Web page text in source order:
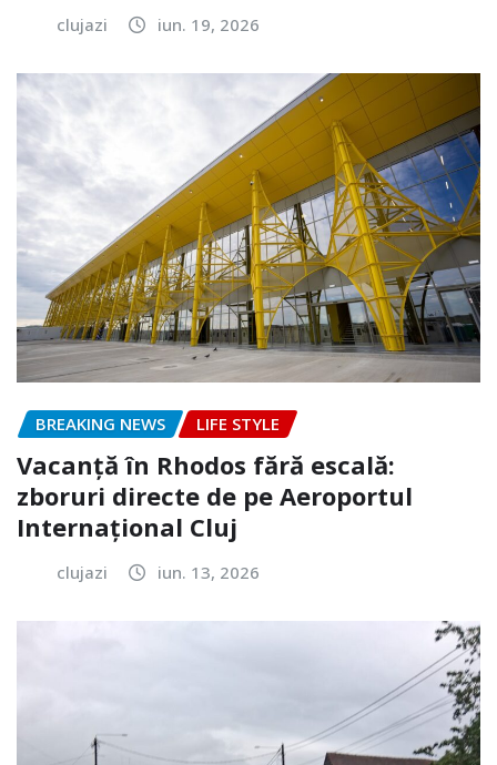
clujazi iun. 19, 2026
BREAKING NEWS LIFE STYLE
Vacanță în Rhodos fără escală:
zboruri directe de pe Aeroportul
Internațional Cluj
clujazi iun. 13, 2026